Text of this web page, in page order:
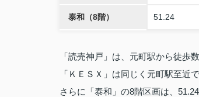
泰和（8階） 51.24
「読売神戸」は、元町駅から徒歩
「ＫＥＳＸ」は同じく元町駅至近
さらに「泰和」の8階区画は、